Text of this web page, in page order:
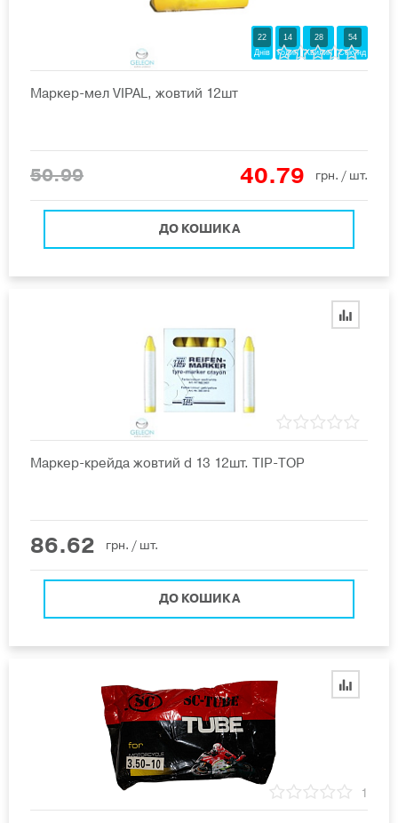
22
Днів
14
Годин
28
Хвилин
53
Секунд
Маркер-мел VIPAL, жовтий 12шт
50.99 40.79 грн. / шт.
ДО КОШИКА
Маркер-крейда жовтий d 13 12шт. ТIP-ТОР
86.62 грн. / шт.
ДО КОШИКА
1